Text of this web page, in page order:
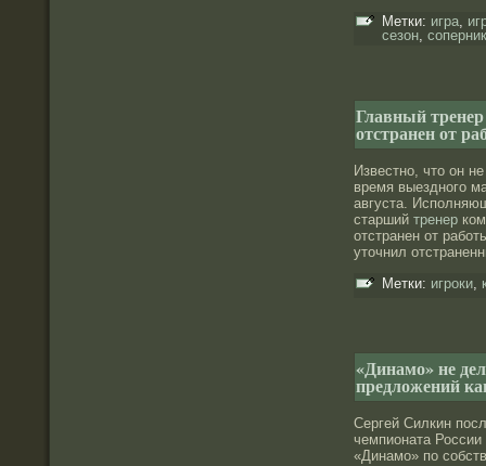
Метки: игра,
сезон, соперник
Главный
отстранен от
Известно, что он
время выездного
августа.
старший тренер
отстранен от
уточнил
Метки: игроки,
«Динамо» не
предложений
Сергей Силкин
чемпионата России
«Динамо» по